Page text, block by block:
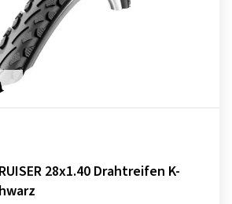
28x1.40 Drahtreifen K-